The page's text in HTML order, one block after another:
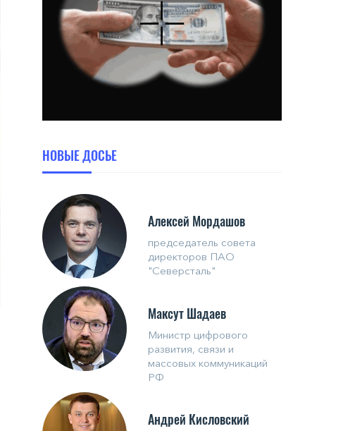
НОВЫЕ ДОСЬЕ
Алексей Мордашов
председатель совета
директоров ПАО
"Северсталь"
Максут Шадаев
Министр цифрового
развития, связи и
массовых коммуникаций
РФ
Андрей Кисловский